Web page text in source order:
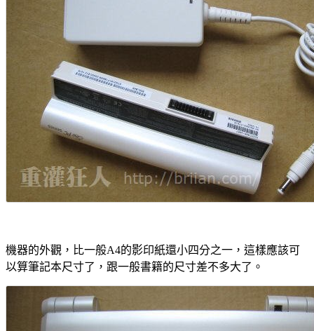
機器的外觀，比一般A4的影印紙還小四分之一，這樣應該可
以算筆記本尺寸了，跟一般書籍的尺寸差不多大了。